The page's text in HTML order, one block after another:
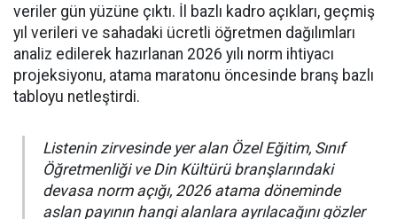
veriler gün yüzüne çıktı. İl bazlı kadro açıkları, geçmiş
yıl verileri ve sahadaki ücretli öğretmen dağılımları
analiz edilerek hazırlanan 2026 yılı norm ihtiyacı
projeksiyonu, atama maratonu öncesinde branş bazlı
tabloyu netleştirdi.
Listenin zirvesinde yer alan Özel Eğitim, Sınıf
Öğretmenliği ve Din Kültürü branşlarındaki
devasa norm açığı, 2026 atama döneminde
aslan payının hangi alanlara ayrılacağını gözler